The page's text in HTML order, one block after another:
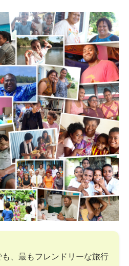
、最もフレンドリーな旅行